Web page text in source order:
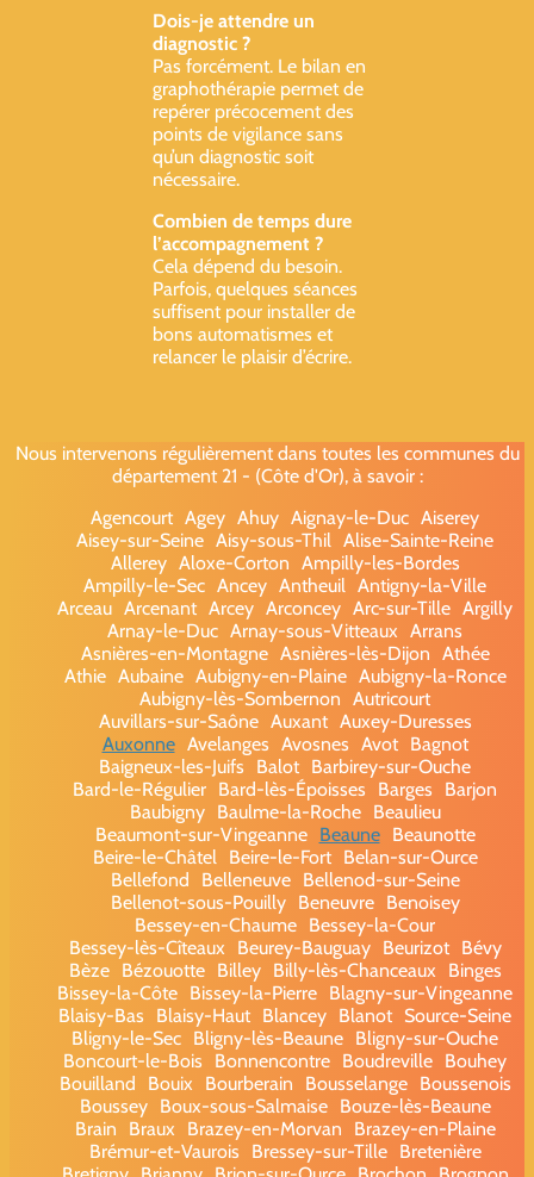
Dois-je attendre un
diagnostic ?
Pas forcément. Le bilan en
graphothérapie permet de
repérer précocement des
points de vigilance sans
qu’un diagnostic soit
nécessaire.
Combien de temps dure
l’accompagnement ?
Cela dépend du besoin.
Parfois, quelques séances
suffisent pour installer de
bons automatismes et
relancer le plaisir d’écrire.
Nous intervenons régulièrement dans toutes les communes du
département 21 - (Côte d'Or), à savoir :
Agencourt Agey Ahuy Aignay-le-Duc Aiserey
Aisey-sur-Seine Aisy-sous-Thil Alise-Sainte-Reine
Allerey Aloxe-Corton Ampilly-les-Bordes
Ampilly-le-Sec Ancey Antheuil Antigny-la-Ville
Arceau Arcenant Arcey Arconcey Arc-sur-Tille Argilly
Arnay-le-Duc Arnay-sous-Vitteaux Arrans
Asnières-en-Montagne Asnières-lès-Dijon Athée
Athie Aubaine Aubigny-en-Plaine Aubigny-la-Ronce
Aubigny-lès-Sombernon Autricourt
Auvillars-sur-Saône Auxant Auxey-Duresses
Auxonne Avelanges Avosnes Avot
Bagnot
Baigneux-les-Juifs
Balot Barbirey-sur-Ouche
Bard-le-Régulier Bard-lès-Époisses Barges
Barjon
Baubigny
Baulme-la-Roche
Beaulieu
Beaumont-sur-Vingeanne
Beaune
Beaunotte
Beire-le-Châtel
Beire-le-Fort
Belan-sur-Ource
Bellefond
Belleneuve
Bellenod-sur-Seine
Bellenot-sous-Pouilly
Beneuvre
Benoisey
Bessey-en-Chaume Bessey-la-Cour
Bessey-lès-Cîteaux
Beurey-Bauguay Beurizot
Bévy
Bèze
Bézouotte Billey Billy-lès-Chanceaux
Binges
Bissey-la-Côte Bissey-la-Pierre Blagny-sur-Vingeanne
Blaisy-Bas
Blaisy-Haut Blancey Blanot Source-Seine
Bligny-le-Sec Bligny-lès-Beaune Bligny-sur-Ouche
Boncourt-le-Bois
Bonnencontre Boudreville Bouhey
Bouilland
Bouix Bourberain Bousselange
Boussenois
Boussey
Boux-sous-Salmaise
Bouze-lès-Beaune
Brain
Braux Brazey-en-Morvan
Brazey-en-Plaine
Brémur-et-Vaurois
Bressey-sur-Tille
Bretenière